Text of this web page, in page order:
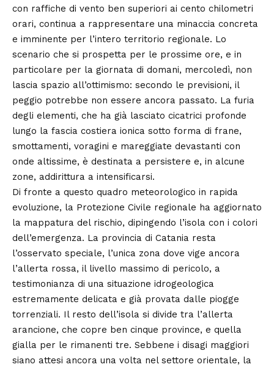
con raffiche di vento ben superiori ai cento chilometri
orari, continua a rappresentare una minaccia concreta
e imminente per l’intero territorio regionale. Lo
scenario che si prospetta per le prossime ore, e in
particolare per la giornata di domani, mercoledì, non
lascia spazio all’ottimismo: secondo le previsioni, il
peggio potrebbe non essere ancora passato. La furia
degli elementi, che ha già lasciato cicatrici profonde
lungo la fascia costiera ionica sotto forma di frane,
smottamenti, voragini e mareggiate devastanti con
onde altissime, è destinata a persistere e, in alcune
zone, addirittura a intensificarsi.
Di fronte a questo quadro meteorologico in rapida
evoluzione, la Protezione Civile regionale ha aggiornato
la mappatura del rischio, dipingendo l’isola con i colori
dell’emergenza. La provincia di Catania resta
l’osservato speciale, l’unica zona dove vige ancora
l’allerta rossa, il livello massimo di pericolo, a
testimonianza di una situazione idrogeologica
estremamente delicata e già provata dalle piogge
torrenziali. Il resto dell’isola si divide tra l’allerta
arancione, che copre ben cinque province, e quella
gialla per le rimanenti tre. Sebbene i disagi maggiori
siano attesi ancora una volta nel settore orientale, la